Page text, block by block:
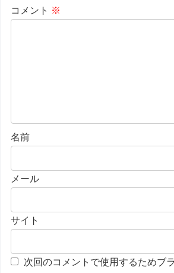
コメント ※
名前
メール
サイト
次回のコメントで使用するためブ